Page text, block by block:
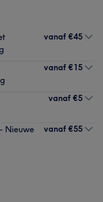
vanaf €45
vanaf €15
vanaf €5
Nieuwe
vanaf €55